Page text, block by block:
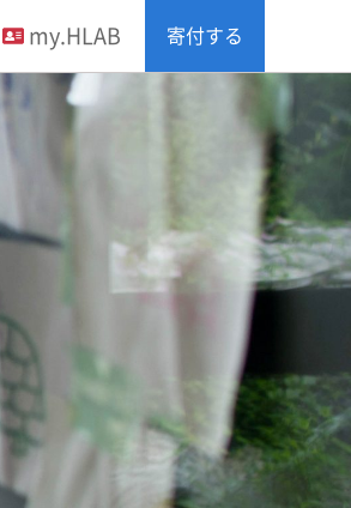
my.HLAB 寄付する